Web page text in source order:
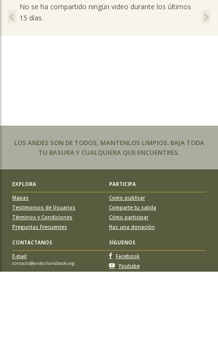
No se ha compartido ningún video durante los últimos
15 días.
Previous
LOS ANDES SON DE TODOS, MANTENLOS LIMPIOS. BAJA TODA
TU BASURA Y CUALQUIERA QUE ENCUENTRES.
EXPLORA
PARTICIPA
Mapas
Testimonios de Usuarios
Términos y Condiciones
Preguntas Frecuentes
Como publicar
Comparte tu salida
Cómo participar
Haz una donación
CONTÁCTANOS
SÍGUENOS
E-mail
contacto@andeshandbook.org
Facebook
Youtube